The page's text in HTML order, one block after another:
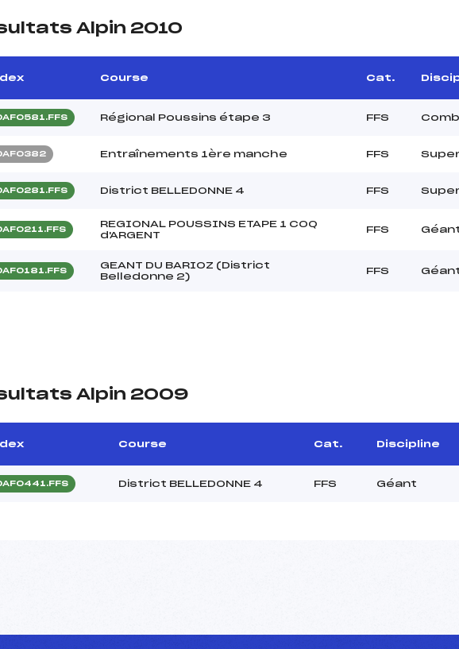
Alpin 2010
Course Cat.
Régional Poussins étape 3 FFS
Entraînements 1ère manche FFS Super
District BELLEDONNE 4 FFS Super
REGIONAL POUSSINS ETAPE 1 COQ
d'ARGENT
FFS
GEANT DU BARIOZ (District
Belledonne 2)
FFS
Alpin 2009
Course Cat. Discipline
District BELLEDONNE 4 FFS Géant